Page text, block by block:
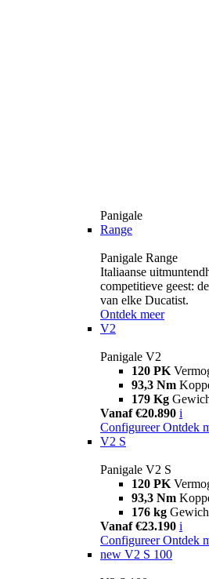
Panigale
Range
Panigale Range
Italiaanse
competitieve geest:
van elke Ducatist.
Ontdek meer
V2
Panigale V2
120 PK
93,3 Nm
179 Kg
Vanaf €20.890 i
Configureer Ontdek
V2 S
Panigale V2 S
120 PK
93,3 Nm
176 kg
Vanaf €23.190 i
Configureer Ontdek
new V2 S 100